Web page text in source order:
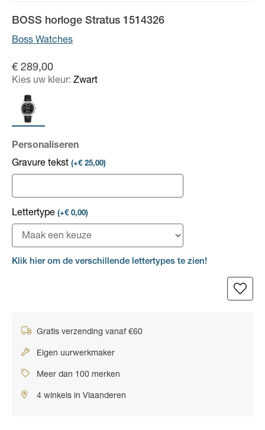
BOSS horloge Stratus 1514326
Boss Watches
€ 289,00
Kies uw kleur: Zwart
Personaliseren
Gravure tekst (+€ 25,00)
Lettertype (+€ 0,00)
Klik hier om de verschillende lettertypes te zien!
Gratis verzending vanaf €60
Eigen uurwerkmaker
Meer dan 100 merken
4 winkels in Vlaanderen